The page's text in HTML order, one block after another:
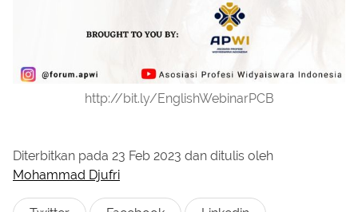
http://bit.ly/EnglishWebinarPCB
Diterbitkan pada 23 Feb 2023 dan ditulis oleh
Mohammad Djufri